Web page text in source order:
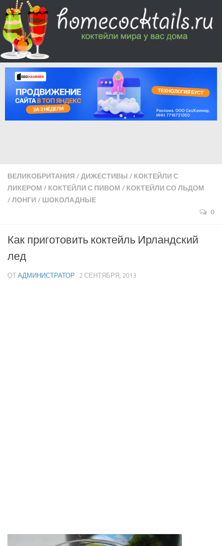
ВЕЛИКОБРИТАНИЯ /ДИЖЕСТИВЫ / КОКТЕЙЛИ С
ЛИКЕРОМ / КОКТЕЙЛИ С ПИВОМ / КОКТЕЙЛИ СО ЛЬДОМ
/ЛОНГИ / ШОКОЛАДНЫЕ
0
Как приготовить коктейль Ирландский
лед
ОТ АДМИНИСТРАТОР · 2 СЕНТЯБРЯ, 2013